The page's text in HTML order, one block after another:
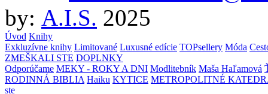
by: A.I.S. 2025
Úvod Knihy
Exkluzívne knihy Limitované Luxusné edície TOPsellery Móda
ZMEŠKALI STE DOPLNKY
Odporúčame MEKY - ROKY A DNI Modlitebník Maša Haľamová
RODINNÁ BIBLIA Haiku KYTICE METROPOLITNÉ
ste